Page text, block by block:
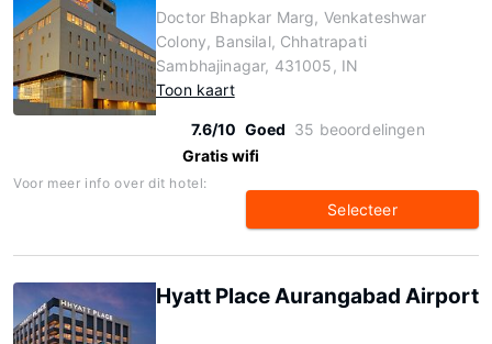
Doctor Bhapkar Marg, Venkateshwar
Colony, Bansilal, Chhatrapati
Sambhajinagar, 431005, IN
Toon kaart
7.6/10 Goed 35 beoordelingen
Gratis wifi
Voor meer info over dit hotel:
Selecteer
Hyatt Place Aurangabad Airport